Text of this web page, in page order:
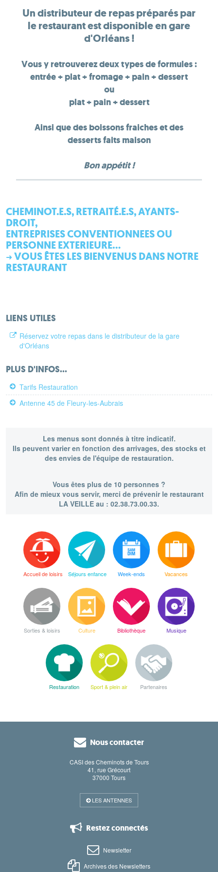
Un distributeur de repas préparés par
le restaurant est disponible en gare
d'Orléans !
Vous y retrouverez deux types de formules :
entrée + plat + fromage + pain + dessert
ou
plat + pain + dessert
Ainsi que des boissons fraiches et des
desserts faits maison
Bon appétit !
CHEMINOT.E.S, RETRAITÉ.E.S, AYANTS-
DROIT,
ENTREPRISES CONVENTIONNEES OU
PERSONNE EXTERIEURE...
➜ VOUS ÊTES LES BIENVENUS DANS NOTRE
RESTAURANT
LIENS UTILES
Réservez votre repas dans le distributeur de la gare
d'Orléans
PLUS D'INFOS...
Tarifs Restauration
Antenne 45 de Fleury‑les‑Aubrais
Les menus sont donnés à titre indicatif.
Ils peuvent varier en fonction des arrivages, des stocks et
des envies de l'équipe de restauration.
Vous êtes plus de 10 personnes ?
Afin de mieux vous servir, merci de prévenir le restaurant
LA VEILLE au : 02.38.73.00.33.
Accueil de loisirs Séjours enfance Week-ends Vacances
Sorties & loisirs Culture Bibliothèque Musique
Restauration Sport & plein air Partenaires
Nous contacter
CASI des Cheminots de Tours
41, rue Grécourt
37000 Tours
LES ANTENNES
Restez connectés
Newsletter
Archives des Newsletters